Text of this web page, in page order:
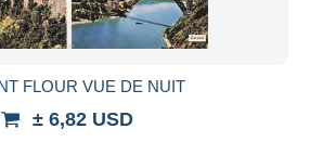
FLOUR VUE DE NUIT
± 6,82 USD